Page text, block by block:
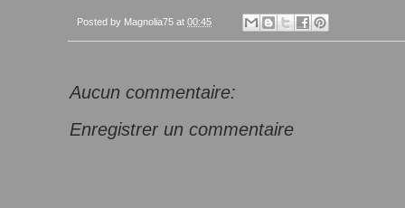
Posted by Magnolia75 at 00:45
Aucun commentaire:
Enregistrer un commentaire